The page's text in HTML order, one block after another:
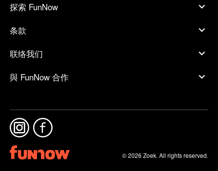
探索 FunNow
条款
联络我们
與 FunNow 合作
© 2026 Zoek. All rights reserved.